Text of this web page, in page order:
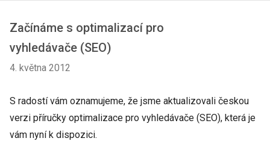
Začínáme s optimalizací pro
vyhledávače (SEO)
4. května 2012
S radostí vám oznamujeme, že jsme aktualizovali českou
verzi příručky optimalizace pro vyhledávače (SEO), která je
vám nyní k dispozici.